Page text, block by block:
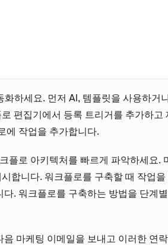
하세요. 먼저 AI, 템플릿을 사용하거
편집기에서 등록 트리거를 추가하고
에 작업을 추가합니다.
플로 아키텍처를 빠르게 파악하세요.
합니다. 워크플로를 구축할 때 작업을
. 워크플로를 구축하는 방법을 단계
마케팅 이메일을 보내고 이러한 연